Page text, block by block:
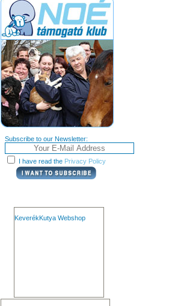
Subscribe to our Newsletter:
I have read the Privacy Policy
KeverékKutya Webshop